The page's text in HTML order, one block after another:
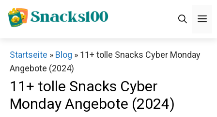
Zum
Inhalt
Startseite » Blog » 11+ tolle Snacks Cyber Monday
Angebote (2024)
11+ tolle Snacks Cyber
Monday Angebote (2024)